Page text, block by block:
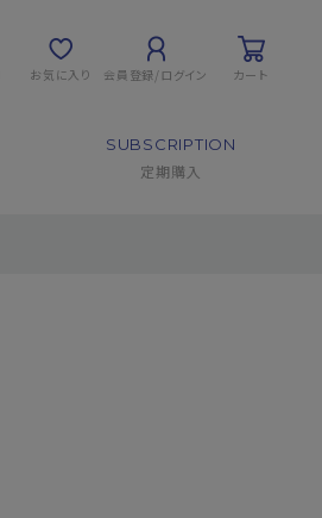
お気に入り 会員登録/ログイン カート
SUBSCRIPTION
定期購入